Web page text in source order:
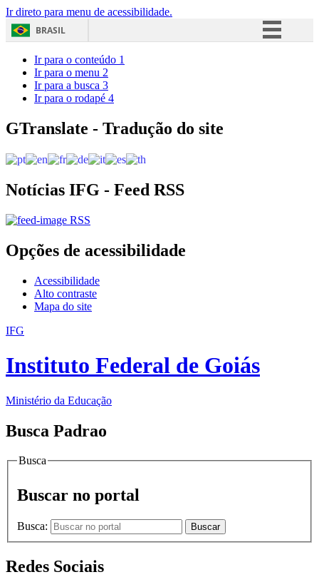
Ir direto para menu de acessibilidade.
BRASIL
Acesso à informação
Ir para o conteúdo 1
Ir para o menu 2
Ir para a busca 3
Ir para o rodapé 4
GTranslate - Tradução do site
Notícias IFG - Feed RSS
RSS
Opções de acessibilidade
Acessibilidade
Alto contraste
Mapa do site
IFG
Instituto Federal de Goiás
Ministério da Educação
Busca Padrao
Busca
Buscar no portal
Busca: Buscar
Redes Sociais